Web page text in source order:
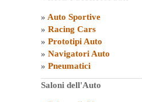
» Auto Sportive
» Racing Cars
» Prototipi Auto
» Navigatori Auto
» Pneumatici
Saloni dell'Auto